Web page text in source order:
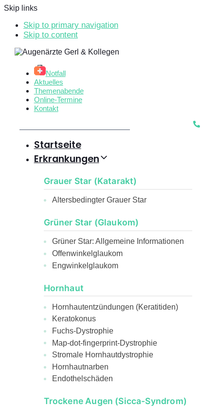
Skip links
Skip to primary navigation
Skip to content
Notfall
Aktuelles
Themenabende
Online-Termine
Kontakt
Startseite
Erkrankungen
Grauer Star (Katarakt)
Altersbedingter Grauer Star
Grüner Star (Glaukom)
Grüner Star: Allgemeine Informationen
Offenwinkelglaukom
Engwinkelglaukom
Hornhaut
Hornhautentzündungen (Keratitiden)
Keratokonus
Fuchs-Dystrophie
Map-dot-fingerprint-Dystrophie
Stromale Hornhautdystrophie
Hornhautnarben
Endothelschäden
Trockene Augen (Sicca-Syndrom)